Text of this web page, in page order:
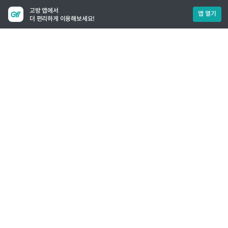
고방 앱에서
더 편리하게 이용해보세요!
앱 열기